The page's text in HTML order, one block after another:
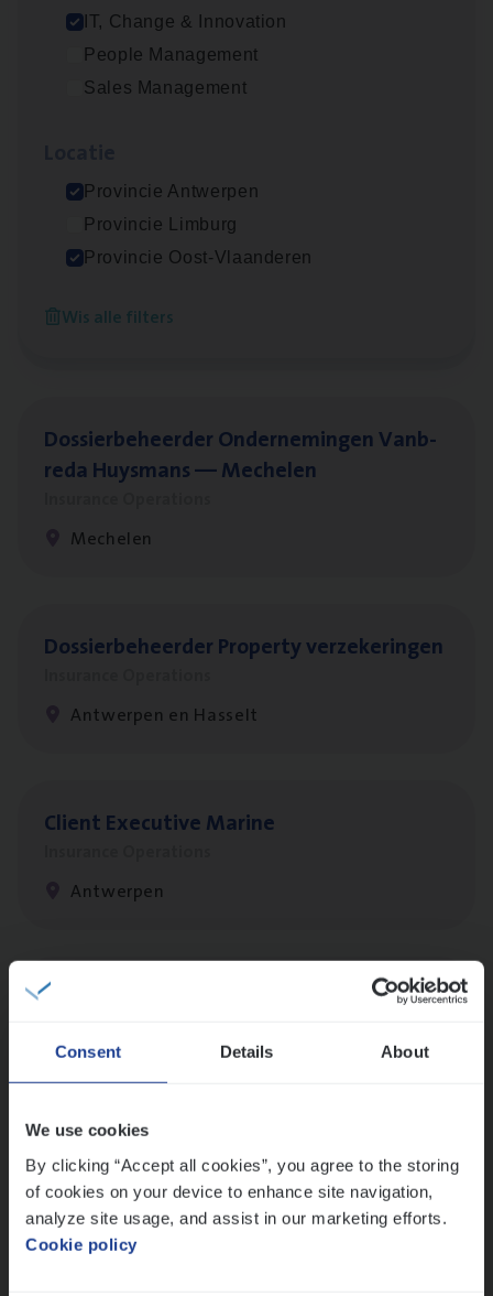
Consent Details About
We use cookies
By clicking “Accept all cookies”, you agree to the storing
of cookies on your device to enhance site navigation,
analyze site usage, and assist in our marketing efforts.
Cookie policy
IT, Change & Innovation
People Management
Sales Management
Provincie Antwerpen
Provincie Limburg
Provincie Oost-Vlaanderen
Wis alle filters
(Agi­le)IT Pro­ject Manager
Dos­sier­be­heer­der Gewaar­borgd Inkomen
Antwerpen
Dos­sier­be­heer­der Onder­ne­min­gen Van­b­
re­da Huys­mans — Mechelen
Mechelen
Dos­sier­be­heer­der Pro­per­ty verzekeringen
Antwerpen en Hasselt
Client Exe­cu­ti­ve Marine
Antwerpen
Cus­to­mer Care Expert
Customer Services
Test Ana­lyst
IT, Change & Innovation